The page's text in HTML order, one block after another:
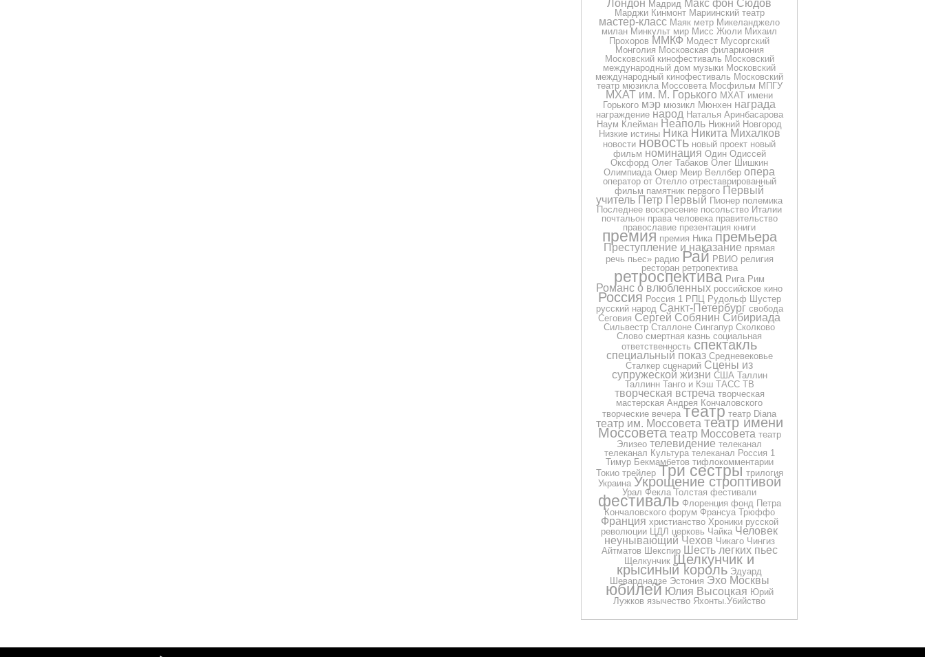
Лондон Мадрид Макс фон Сюдов
Марджи Кинмонт Мариинский театр
мастер-класс Маяк метр Микеланджело
милан Минкульт мир Мисс Жюли Михаил
Прохоров ММКФ Модест Мусоргский
Монголия Московская филармония
Московский кинофестиваль Московский
международный дом музыки Московский
международный кинофестиваль Московский
театр мюзикла Моссовета Мосфильм МПГУ
МХАТ им. М. Горького МХАТ имени
Горького мэр мюзикл Мюнхен награда
награждение народ Наталья Аринбасарова
Наум Клейман Неаполь Нижний Новгород
Низкие истины Ника Никита Михалков
новости новость новый проект новый
фильм номинация Один Одиссей
Оксфорд Олег Табаков Олег Шишкин
Олимпиада Омер Меир Веллбер опера
оператор от Отелло отреставрированный
фильм памятник первого Первый
учитель Петр Первый Пионер полемика
Последнее воскресение посольство Италии
почтальон права человека правительство
православие презентация книги
премия премия Ника премьера
Преступление и наказание прямая
речь пьес» радио Рай РВИО религия
ресторан ретропектива
ретроспектива Рига Рим
Романс о влюбленных российское кино
Россия Россия 1 РПЦ Рудольф Шустер
русский народ Санкт-Петербург свобода
Сеговия Сергей Собянин Сибириада
Сильвестр Сталлоне Сингапур Сколково
Слово смертная казнь социальная
ответственность спектакль
специальный показ Средневековье
Сталкер сценарий Сцены из
супружеской жизни США Таллин
Таллинн Танго и Кэш ТАСС ТВ
творческая встреча творческая
мастерская Андрея Кончаловского
творческие вечера театр театр Diana
театр им. Моссовета театр имени
Моссовета театр Моссовета театр
Элизео телевидение телеканал
телеканал Культура телеканал Россия 1
Тимур Бекмамбетов тифлокомментарии
Токио трейлер Три сестры трилогия
Украина Укрощение строптивой
Урал Фекла Толстая фестивали
фестиваль Флоренция фонд Петра
Кончаловского форум Франсуа Трюффо
Франция христианство Хроники русской
революции ЦДЛ церковь Чайка Человек
неунывающий Чехов Чикаго Чингиз
Айтматов Шекспир Шесть легких пьес
Щелкунчик Щелкунчик и
крысиный король Эдуард
Шеварднадзе Эстония Эхо Москвы
юбилей Юлия Высоцкая Юрий
Лужков язычество Яхонты.Убийство